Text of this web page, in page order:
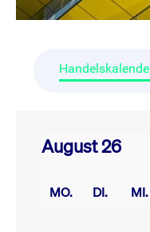
August 26
MO. DI. MI.